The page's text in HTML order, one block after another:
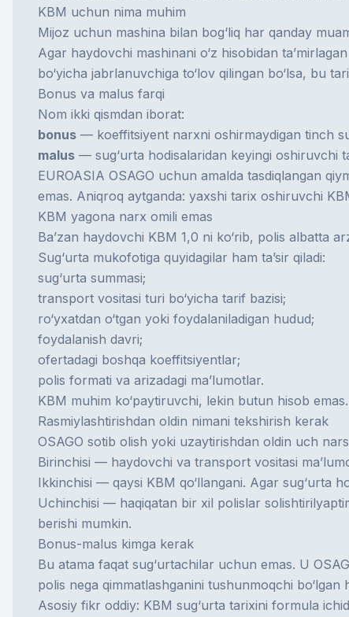
KBM uchun nima muhim
Mijoz uchun mashina bilan bog‘liq har qanday
Agar haydovchi mashinani o‘z hisobidan
bo‘yicha jabrlanuvchiga to‘lov qilingan bo‘lsa, bu
Bonus va malus farqi
Nom ikki qismdan iborat:
bonus — koeffitsiyent narxni oshirmaydigan tinch
malus — sug‘urta hodisalaridan keyingi oshiruvchi
EUROASIA OSAGO uchun amalda tasdiqlangan
emas. Aniqroq aytganda: yaxshi tarix oshiruvchi
KBM yagona narx omili emas
Ba’zan haydovchi KBM 1,0 ni ko‘rib, polis albatta
Sug‘urta mukofotiga quyidagilar ham ta’sir qiladi:
sug‘urta summasi;
transport vositasi turi bo‘yicha tarif bazisi;
ro‘yxatdan o‘tgan yoki foydalaniladigan hudud;
foydalanish davri;
ofertadagi boshqa koeffitsiyentlar;
polis formati va arizadagi ma’lumotlar.
KBM muhim ko‘paytiruvchi, lekin butun hisob
Rasmiylashtirishdan oldin nimani tekshirish kerak
OSAGO sotib olish yoki uzaytirishdan oldin uch
Birinchisi — haydovchi va transport vositasi
Ikkinchisi — qaysi KBM qo‘llangani. Agar sug‘urta
Uchinchisi — haqiqatan bir xil polislar
berishi mumkin.
Bonus-malus kimga kerak
Bu atama faqat sug‘urtachilar uchun emas. U
polis nega qimmatlashganini tushunmoqchi
Asosiy fikr oddiy: KBM sug‘urta tarixini formula